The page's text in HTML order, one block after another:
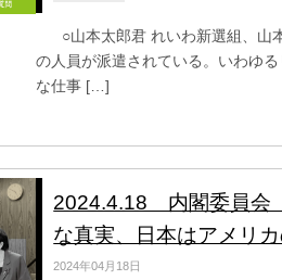
○山本太郎君 れいわ新選組、山
の人員が派遣されている。いわゆ
な仕事 […]
2024.4.18 内閣委員会
な真実、日本はアメリカ
2024年04月18日